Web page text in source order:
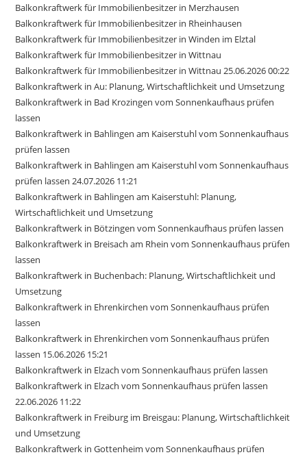
Balkonkraftwerk für Immobilienbesitzer in Merzhausen
Balkonkraftwerk für Immobilienbesitzer in Rheinhausen
Balkonkraftwerk für Immobilienbesitzer in Winden im Elztal
Balkonkraftwerk für Immobilienbesitzer in Wittnau
Balkonkraftwerk für Immobilienbesitzer in Wittnau 25.06.2026 00:22
Balkonkraftwerk in Au: Planung, Wirtschaftlichkeit und Umsetzung
Balkonkraftwerk in Bad Krozingen vom Sonnenkaufhaus prüfen
lassen
Balkonkraftwerk in Bahlingen am Kaiserstuhl vom Sonnenkaufhaus
prüfen lassen
Balkonkraftwerk in Bahlingen am Kaiserstuhl vom Sonnenkaufhaus
prüfen lassen 24.07.2026 11:21
Balkonkraftwerk in Bahlingen am Kaiserstuhl: Planung,
Wirtschaftlichkeit und Umsetzung
Balkonkraftwerk in Bötzingen vom Sonnenkaufhaus prüfen lassen
Balkonkraftwerk in Breisach am Rhein vom Sonnenkaufhaus prüfen
lassen
Balkonkraftwerk in Buchenbach: Planung, Wirtschaftlichkeit und
Umsetzung
Balkonkraftwerk in Ehrenkirchen vom Sonnenkaufhaus prüfen
lassen
Balkonkraftwerk in Ehrenkirchen vom Sonnenkaufhaus prüfen
lassen 15.06.2026 15:21
Balkonkraftwerk in Elzach vom Sonnenkaufhaus prüfen lassen
Balkonkraftwerk in Elzach vom Sonnenkaufhaus prüfen lassen
22.06.2026 11:22
Balkonkraftwerk in Freiburg im Breisgau: Planung, Wirtschaftlichkeit
und Umsetzung
Balkonkraftwerk in Gottenheim vom Sonnenkaufhaus prüfen